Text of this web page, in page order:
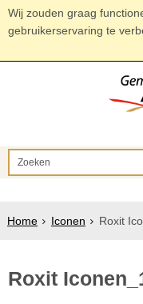
Wij zouden graag
gebruikerservaring te
Home Iconen Roxit
Roxit